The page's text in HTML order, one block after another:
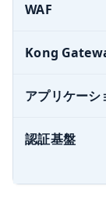
WAF
Kong
アプリケーシ
認証基盤